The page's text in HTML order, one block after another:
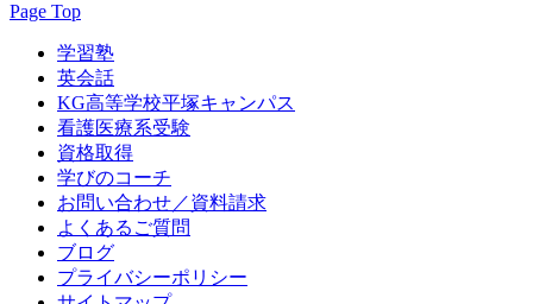
Page Top
学習塾
英会話
KG高等学校平塚キャンパス
看護医療系受験
資格取得
学びのコーチ
お問い合わせ／資料請求
よくあるご質問
ブログ
プライバシーポリシー